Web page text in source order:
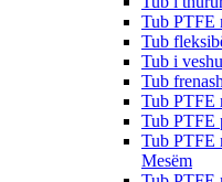
Tub PTFE
Tub
Tub i
Tub
Tub PTFE
Tub PTFE
Tub PTFE
Mesëm